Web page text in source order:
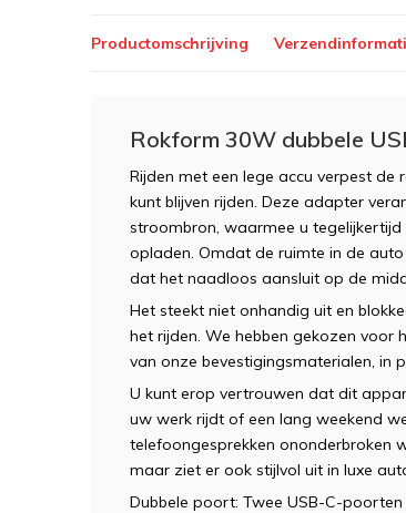
Productomschrijving
Rokform 30W dubbele
Rijden met een lege accu verpest
kunt blijven rijden. Deze adapter
stroombron, waarmee u
opladen. Omdat de ruimte in de
dat het naadloos aansluit op de
Het steekt niet onhandig uit en
het rijden. We hebben gekozen
van onze bevestigingsmaterialen, in
U kunt erop vertrouwen dat dit
uw werk rijdt of een lang weekend
telefoongesprekken ononderbroken
maar ziet er ook stijlvol uit in luxe
Dubbele poort: Twee USB-C-